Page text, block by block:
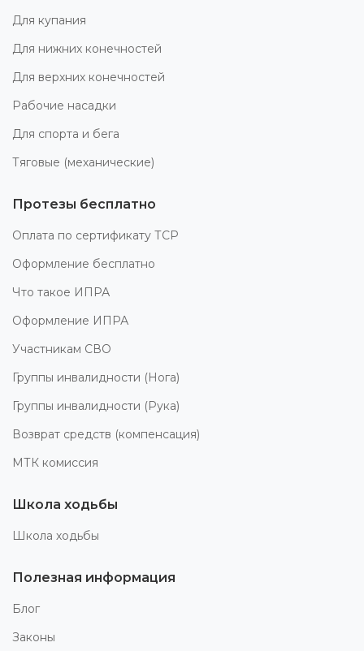
Для купания
Для нижних конечностей
Для верхних конечностей
Рабочие насадки
Для спорта и бега
Тяговые (механические)
Протезы бесплатно
Оплата по сертификату ТСР
Оформление бесплатно
Что такое ИПРА
Оформление ИПРА
Участникам СВО
Группы инвалидности (Нога)
Группы инвалидности (Рука)
Возврат средств (компенсация)
МТК комиссия
Школа ходьбы
Школа ходьбы
Полезная информация
Блог
Законы